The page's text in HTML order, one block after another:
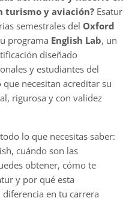
turismo y aviación? Esatur
semestrales del Oxford
programa English Lab, un
diseñado
y estudiantes del
necesitan acreditar su
rigurosa y con validez
lo que necesitas saber:
cuándo son las
obtener, cómo te
y por qué esta
en tu carrera